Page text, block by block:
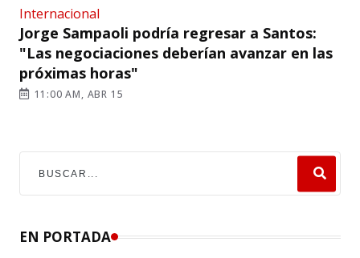
Internacional
Jorge Sampaoli podría regresar a Santos:
"Las negociaciones deberían avanzar en las
próximas horas"
11:00 AM, ABR 15
EN PORTADA